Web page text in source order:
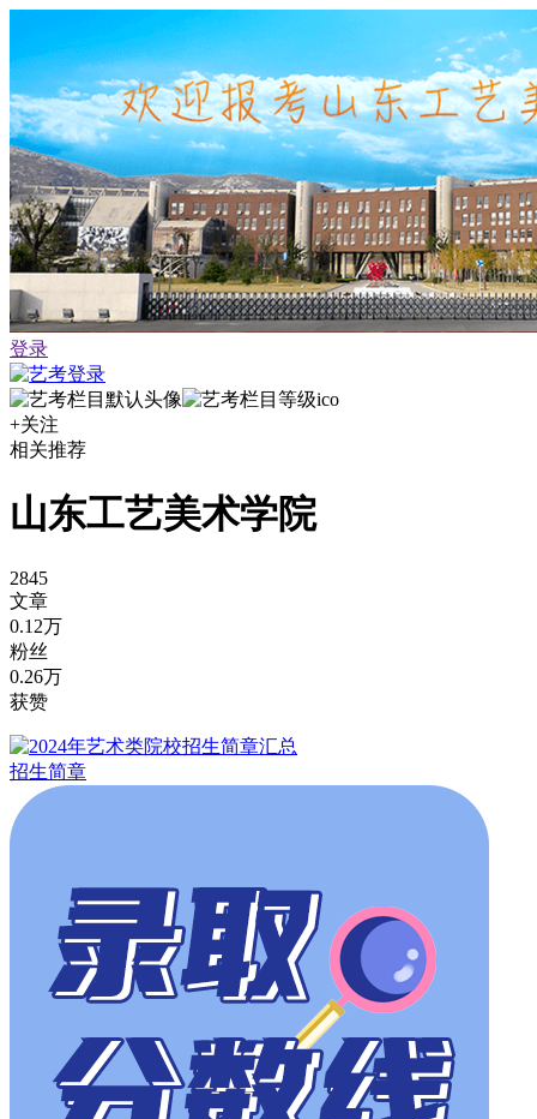
登录
+关注
相关推荐
山东工艺美术学院
2845
文章
0.12万
粉丝
0.26万
获赞
招生简章